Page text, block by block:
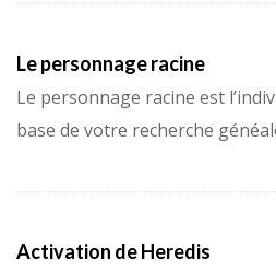
Le personnage racine
Le personnage racine est
base de votre recherche
Activation de Heredis